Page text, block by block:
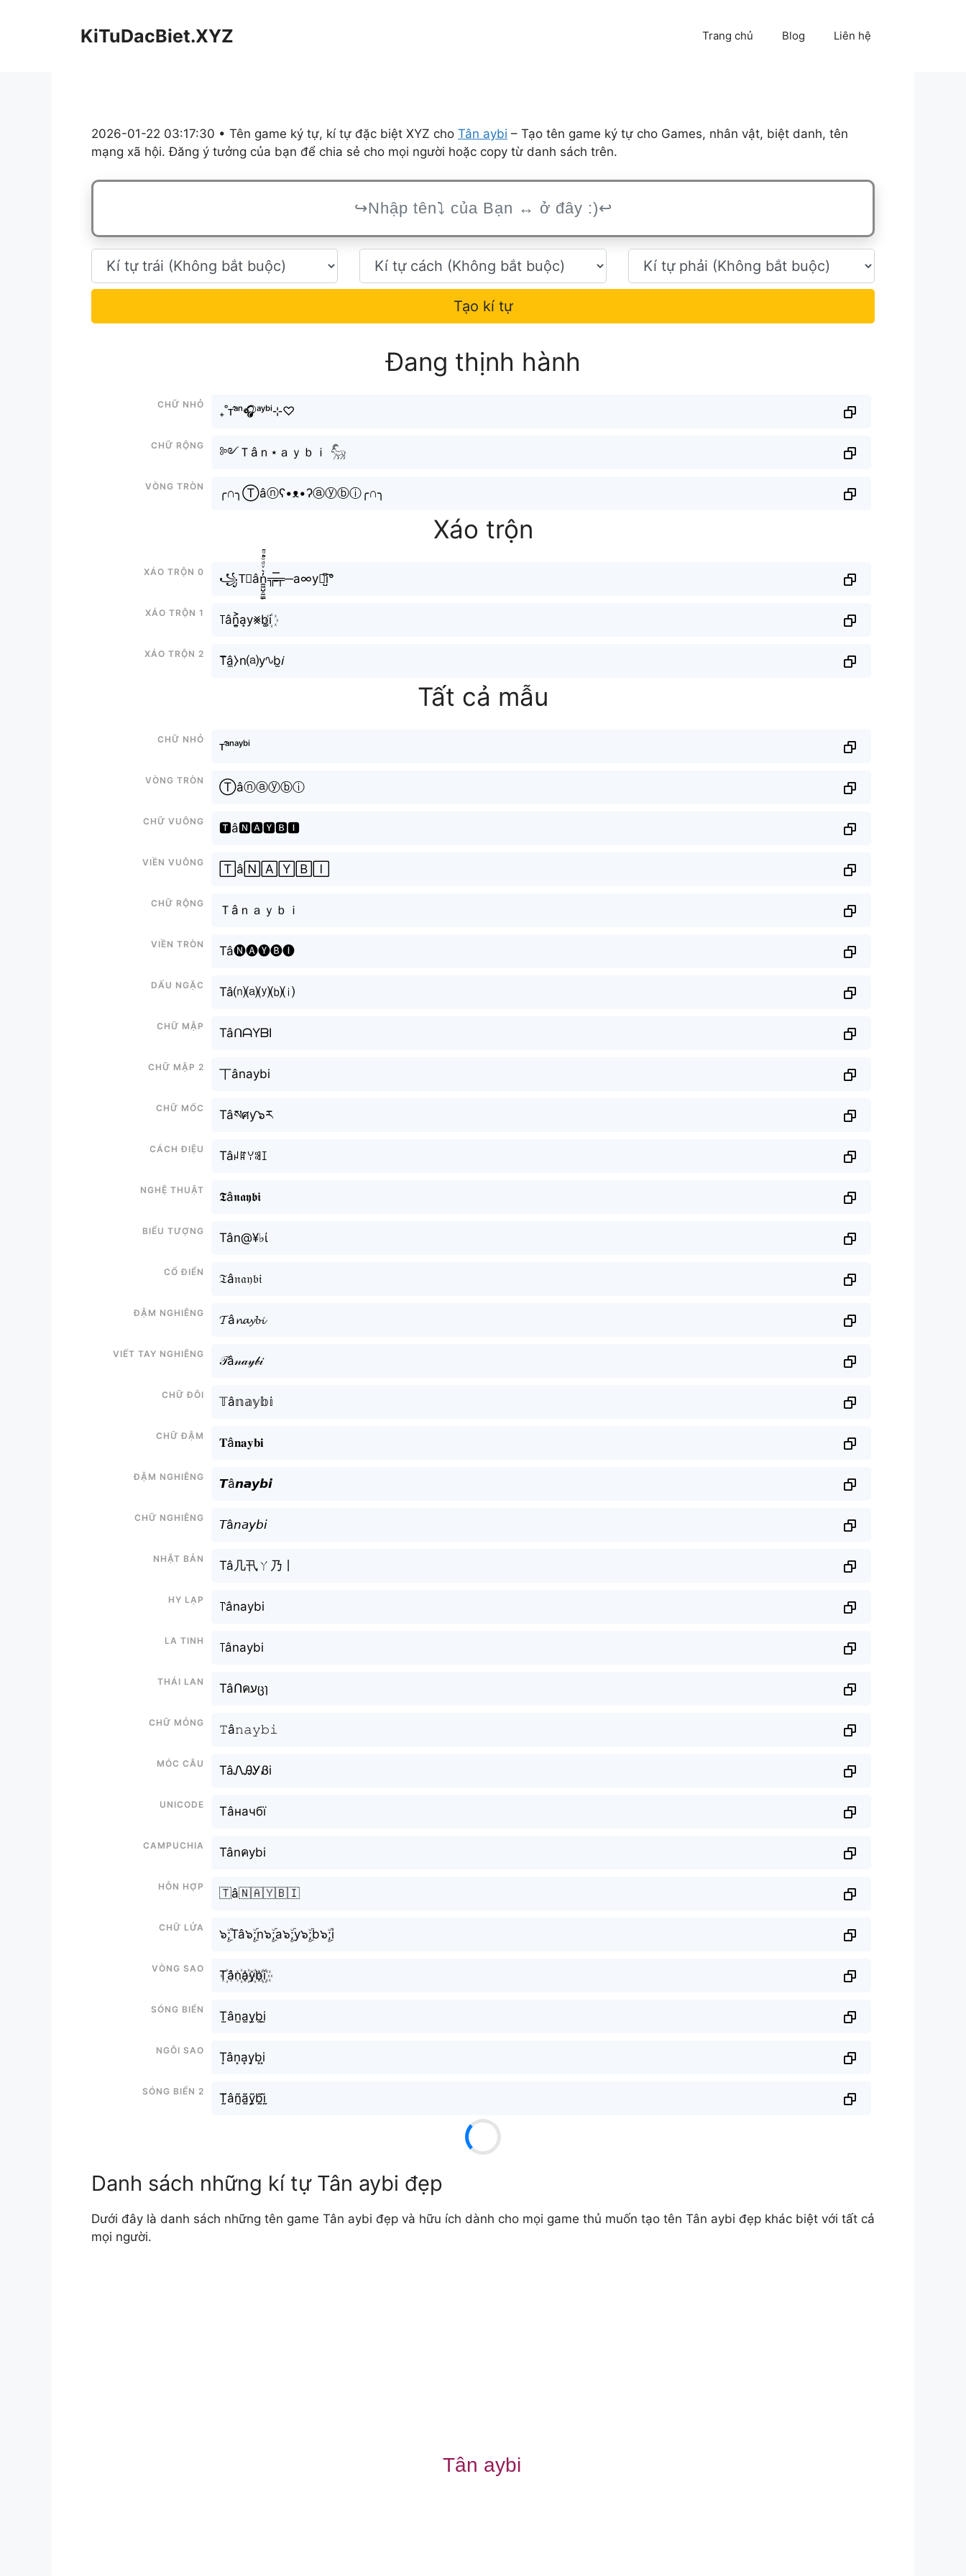
KiTuDacBiet.XYZ Trang chủ Blog Liên hệ
2026-01-22 03:17:30 • Tên game ký tự, kí tự đặc biệt XYZ cho Tân aybi – Tạo tên game ký tự cho Games, nhân vật, biệt danh, tên
mạng xã hội. Đăng ý tưởng của bạn để chia sẻ cho mọi người hoặc copy từ danh sách trên.
Tạo kí tự
Đang thịnh hành
Chữ nhỏ
₊˚ᴛᵃ̂ⁿ🎧ᵃʸᵇⁱ⊹♡
Chữ rộng
༻Ｔâｎ⋆ａｙｂｉ 𓃵
Vòng tròn
╭∩╮Ⓣâⓝʕ•ᴥ•ʔⓐⓨⓑⓘ╭∩╮
Xáo trộn
Xáo trộn 0
꧁T⃗ân̼͖̺̠̰͇̙̓͛ͮͩͦ̎ͦ̑ͅ╦̵̵̿╤─a∞y𝘣i̺͆͡°
Xáo trộn 1
꓄ân͎͍͐a̝y⨳b͚i꙰
Xáo trộn 2
T᷈â̼⧽n⒜y∿b̫𝘪
Tất cả mẫu
Chữ nhỏ
ᴛᵃ̂ⁿᵃʸᵇⁱ
Vòng tròn
Ⓣâⓝⓐⓨⓑⓘ
Chữ vuông
🆃â🅽🅰🆈🅱🅸
Viền vuông
🅃â🄽🄰🅈🄱🄸
Chữ rộng
Ｔâｎａｙｂｉ
Viền tròn
Tâ🅝🅐🅨🅑🅘
Dấu ngặc
Tâ⒩⒜⒴⒝⒤
Chữ mập
TâᑎᗩYᗷI
Chữ mập 2
丅ânaybi
Chữ mốc
Tâསศƴ๖ར
Cách điệu
Tâꈤꍏꌩꌃꀤ
Nghệ thuật
𝕿â𝖓𝖆𝖞𝖇𝖎
Biểu tượng
Tân@¥♭ί
Cổ điển
𝔗â𝔫𝔞𝔶𝔟𝔦
Đậm nghiêng
𝓣â𝓷𝓪𝔂𝓫𝓲
Viết tay nghiêng
𝒯â𝓃𝒶𝓎𝒷𝒾
Chữ đôi
𝕋â𝕟𝕒𝕪𝕓𝕚
Chữ đậm
𝐓â𝐧𝐚𝐲𝐛𝐢
Đậm nghiêng
𝙏â𝙣𝙖𝙮𝙗𝙞
Chữ nghiêng
𝘛â𝘯𝘢𝘺𝘣𝘪
Nhật bản
Tâ几卂ㄚ乃丨
Hy lạp
꓅ânaybi
La tinh
꓄ânaybi
Thái lan
TâՈคעცɿ
Chữ mỏng
𝚃â𝚗𝚊𝚢𝚋𝚒
Móc câu
TâᏁᎯᎩᏰi
Unicode
Тâначбї
Campuchia
Tânคybi
Hỗn hợp
🇹â🇳🇦🇾🇧🇮
Chữ Lửa
๖ۣۜ;Tâ๖ۣۜ;n๖ۣۜ;a๖ۣۜ;y๖ۣۜ;b๖ۣۜ;i
Vòng sao
T꙰ân꙰a꙰y꙰b꙰i꙰
Sóng biển
T̫ân̫a̫y̫b̫i̫
Ngôi sao
T͙ân͙a͙y͙b͙i͙
Sóng biển 2
T̰̃âñ̰ã̰ỹ̰b̰̃ḭ̃
Danh sách những kí tự Tân aybi đẹp
Dưới đây là danh sách những tên game Tân aybi đẹp và hữu ích dành cho mọi game thủ muốn tạo tên Tân aybi đẹp khác biệt với tất cả
mọi người.